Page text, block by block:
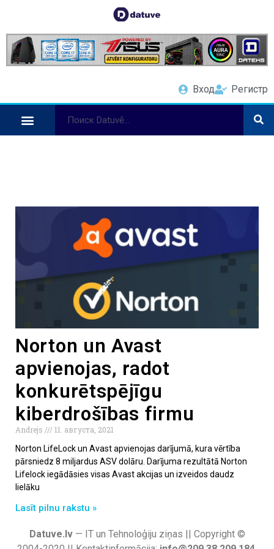
Вход Регистр
Norton un Avast
apvienojas, radot
konkurētspējīgu
kiberdrošības firmu
Andrejs
11. августа, 2021
Norton LifeLock un Avast apvienojas darījumā, kura vērtība
pārsniedz 8 miljardus ASV dolāru. Darījuma rezultātā Norton
Lifelock iegādāsies visas Avast akcijas un izveidos daudz
lielāku
Lasīt pilnu rakstu »
Datuve.lv— IT un Tehnoloģiju ziņas || Copyright ©